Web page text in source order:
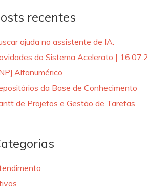
recentes
ajuda no assistente de IA.
do Sistema Acelerato |
Alfanumérico
da Base de Conhecimento
de Projetos e Gestão de Tarefas